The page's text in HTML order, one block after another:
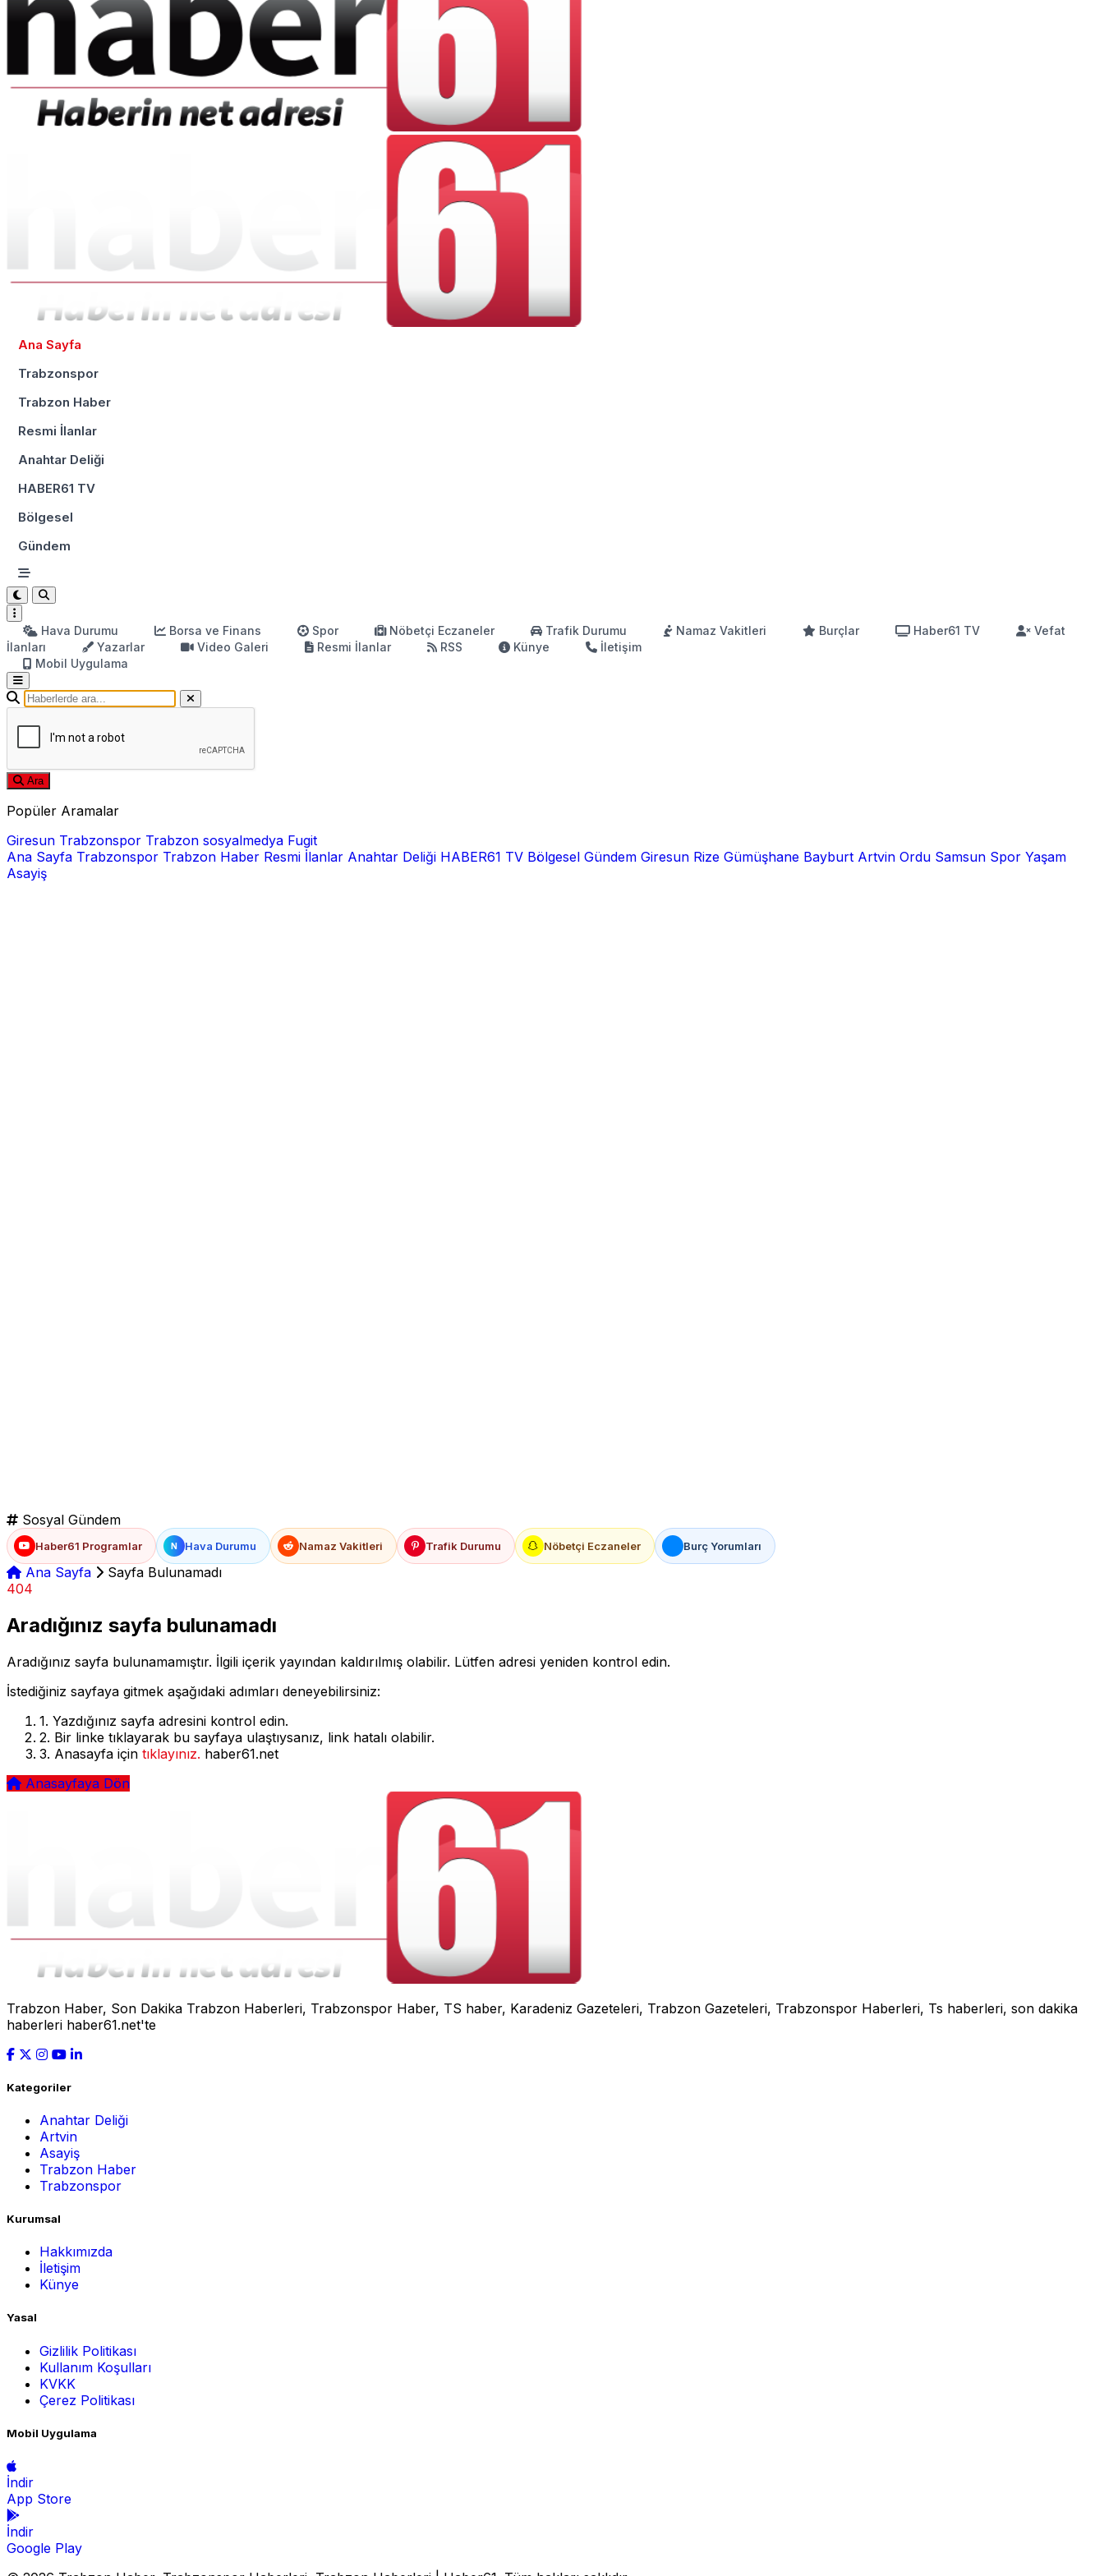
Ana Sayfa
Trabzonspor
Trabzon Haber
Resmi İlanlar
Anahtar Deliği
HABER61 TV
Bölgesel
Gündem
Hava Durumu Borsa ve Finans Spor Nöbetçi Eczaneler Trafik Durumu Namaz Vakitleri Burçlar Haber61 TV
Vefat
İlanları
Yazarlar Video Galeri Resmi İlanlar RSS Künye
İletişim
Mobil Uygulama
Ara
Popüler Aramalar
Giresun Trabzonspor Trabzon sosyalmedya Fugit
Ana Sayfa Trabzonspor Trabzon Haber Resmi İlanlar Anahtar Deliği HABER61 TV Bölgesel Gündem Giresun Rize Gümüşhane Bayburt Artvin Ordu Samsun Spor Yaşam
Asayiş
Sosyal Gündem
Haber61 Programlar N Hava Durumu Namaz Vakitleri Trafik Durumu Nöbetçi Eczaneler Burç Yorumları
Ana Sayfa
Sayfa Bulunamadı
404
Aradığınız sayfa bulunamadı
Aradığınız sayfa bulunamamıştır. İlgili içerik yayından kaldırılmış olabilir. Lütfen adresi yeniden kontrol edin.
İstediğiniz sayfaya gitmek aşağıdaki adımları deneyebilirsiniz:
1. Yazdığınız sayfa adresini kontrol edin.
2. Bir linke tıklayarak bu sayfaya ulaştıysanız, link hatalı olabilir.
3. Anasayfa için tıklayınız. haber61.net
Anasayfaya Dön
Trabzon Haber, Son Dakika Trabzon Haberleri, Trabzonspor Haber, TS haber, Karadeniz Gazeteleri, Trabzon Gazeteleri, Trabzonspor Haberleri, Ts haberleri, son dakika
haberleri haber61.net'te
Kategoriler
Anahtar Deliği
Artvin
Asayiş
Trabzon Haber
Trabzonspor
Kurumsal
Hakkımızda
İletişim
Künye
Yasal
Gizlilik Politikası
Kullanım Koşulları
KVKK
Çerez Politikası
Mobil Uygulama
İndir
App Store
İndir
Google Play